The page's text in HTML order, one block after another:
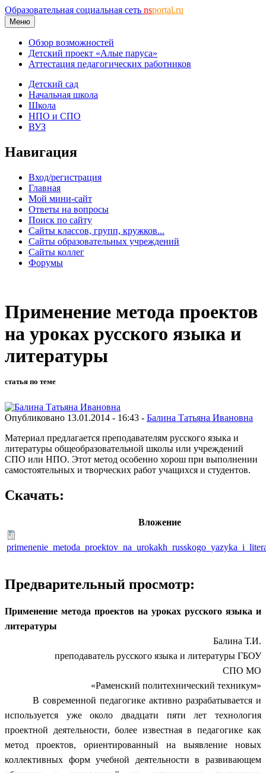
Образовательная социальная сеть nsportal.ru
Меню
Обзор возможностей
Детский проект «Алые паруса»
Аттестация педагогических работников
Детский сад
Начальная школа
Школа
НПО и СПО
ВУЗ
Навигация
Вход/регистрация
Главная
Мой мини-сайт
Ответы на вопросы
Поиск по сайту
Сайты классов, групп, кружков...
Сайты образовательных учреждений
Сайты коллег
Форумы
Применение метода проектов
на уроках русского языка и
литературы
статья по теме
Опубликовано 13.01.2014 - 16:43 - Балина Татьяна Ивановна
Материал предлагается преподавателям русского языка и
литературы общеобразовательной школы или учреждений
СПО или НПО. Этот метод особенно хорош при выполнении
самостоятельных и творческих работ учащихся и студентов.
Скачать:
Вложение
Предварительный просмотр:
Применение метода проектов на уроках русского языка и
литературы
Балина Т.И.
преподаватель русского языка и литературы ГБОУ
СПО МО
«Раменский политехнический техникум»
В современной педагогике активно разрабатывается и
используется уже около двадцати пяти лет технология
проектной деятельности, более известная в педагогике как
метод проектов, ориентированный на выявление новых
коллективных форм учебной деятельности в развивающем